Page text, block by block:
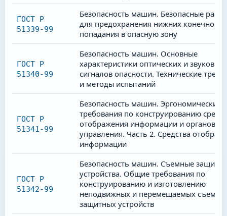
ГОСТ Р
51339-99
Безопасность машин. Безопасные
для предохранения нижних
попадания в опасную зону
ГОСТ Р
51340-99
Безопасность машин. Основные
характеристики оптических и звуковых
сигналов опасности. Технические
и методы испытаний
ГОСТ Р
51341-99
Безопасность машин. Эргономические
требования по конструированию
отображения информации и органов
управления. Часть 2. Средства
информации
ГОСТ Р
51342-99
Безопасность машин. Съемные
устройства. Общие требования по
конструированию и изготовлению
неподвижных и перемещаемых
защитных устройств